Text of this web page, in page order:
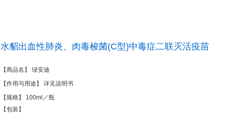
水貂出血性肺炎、肉毒梭菌(C型)中毒症二联灭活疫苗
【商品名】 绿安迪
【作用与用途】 详见说明书
【规格】 100ml／瓶
【包装】